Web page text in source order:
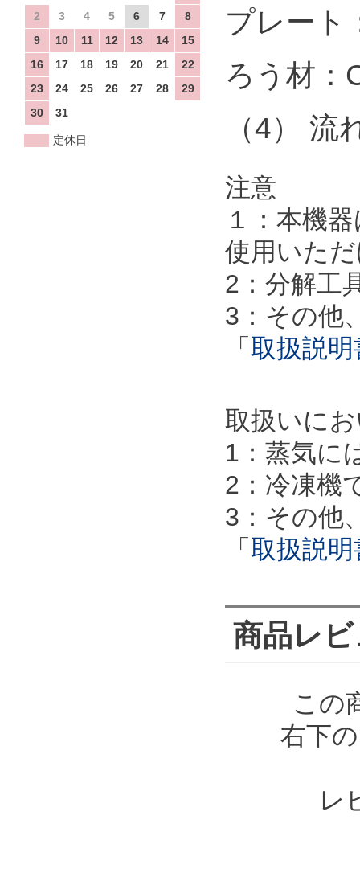
プレート
ろう材：
（4） 流
注意
１：本機
使用いた
2：分解工
3：その他
「 取扱説明
取扱いに
1：蒸気に
2：冷凍機
3：その他
「 取扱説明
商品レ
この
右下
レ
2 3 4 5 6 7
8
9
10 11 12 13 14
15
16
17 18 19 20 21
22
23
24 25 26 27 28
29
30
31
定休日